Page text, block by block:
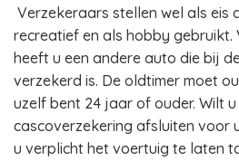
Verzekeraars stellen wel als eis
recreatief en als hobby
heeft u een andere auto die bij
verzekerd is. De oldtimer moet
uzelf bent 24 jaar of ouder. Wilt
cascoverzekering afsluiten voor
u verplicht het voertuig te laten